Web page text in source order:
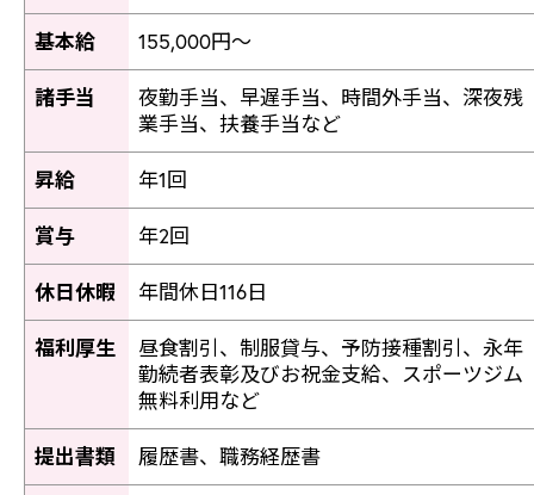
基本給 155,000円～
諸手当
夜勤手当、早遅手当、時間外手当、深夜残
業手当、扶養手当など
昇給 年1回
賞与 年2回
休日休暇 年間休日116日
福利厚生
昼食割引、制服貸与、予防接種割引、永年
勤続者表彰及びお祝金支給、スポーツジム
無料利用など
提出書類 履歴書、職務経歴書